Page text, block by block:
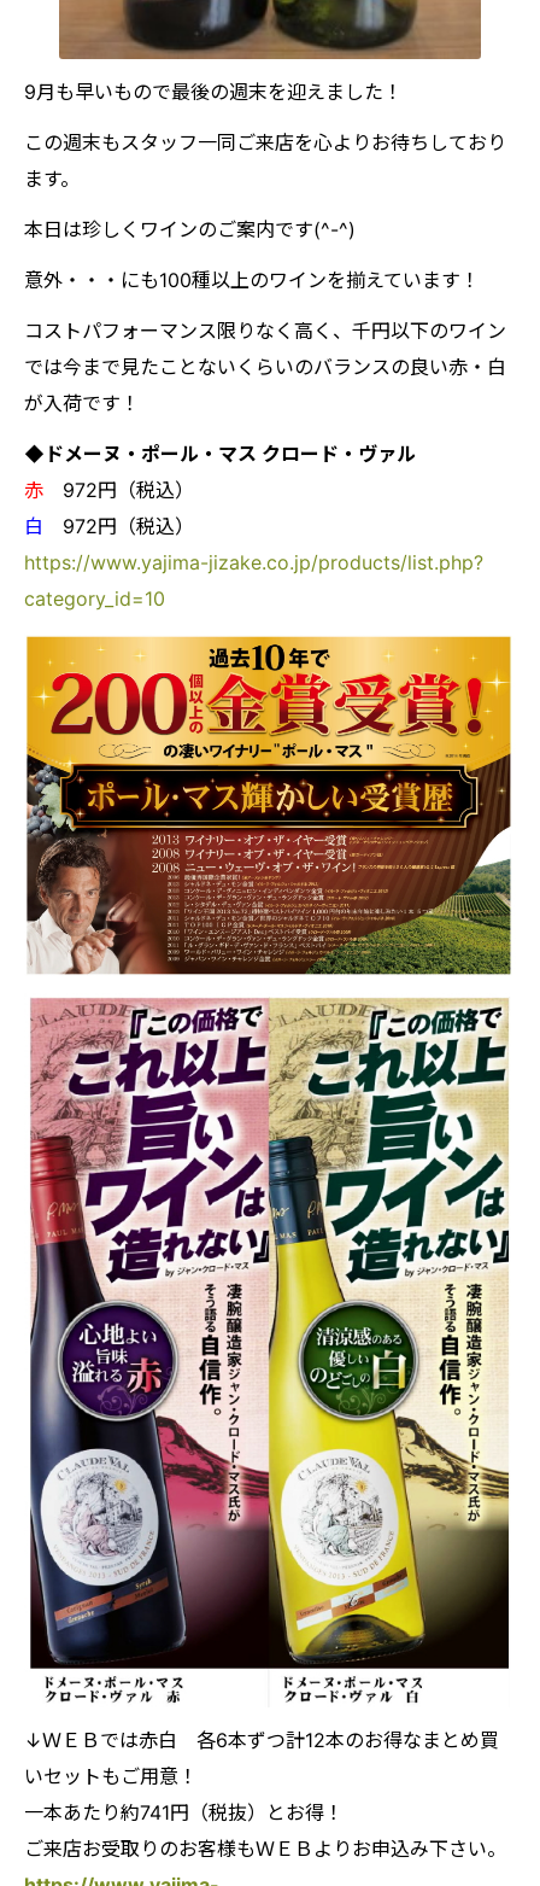
9月も早いもので最後の週末を迎えました！
この週末もスタッフ一同ご来店を心よりお待ちしており
ます。
本日は珍しくワインのご案内です(^-^)
意外・・・にも100種以上のワインを揃えています！
コストパフォーマンス限りなく高く、千円以下のワイン
では今まで見たことないくらいのバランスの良い赤・白
が入荷です！
◆ドメーヌ・ポール・マス クロード・ヴァル
赤 972円（税込）
白 972円（税込）
https://www.yajima-jizake.co.jp/products/list.php?
category_id=10
↓ＷＥＢでは赤白 各6本ずつ計12本のお得なまとめ買
いセットもご用意！
一本あたり約741円（税抜）とお得！
ご来店お受取りのお客様もＷＥＢよりお申込み下さい。